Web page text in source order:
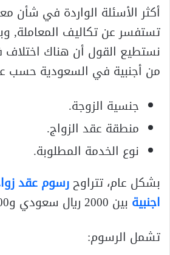
أكثر الأسئلة الواردة في شأن
تستفسر عن تكاليف المعاملة,
نستطيع القول أن هناك
من أجنبية في السعودية حسب
جنسية الزوجة.
منطقة عقد الزواج.
نوع الخدمة المطلوبة.
بشكل عام، تتراوحرسوم عقد
اجنبية بين 2000 ريال سعودي و5000 ريال سعودي.
تشمل الرسوم: